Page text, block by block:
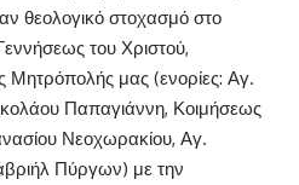
θεολογικό στοχασμό στο
του Χριστού,
Μητρόπολής μας (ενορίες: Αγ.
Παπαγιάννη, Κοιμήσεως
Νεοχωρακίου, Αγ.
Πύργων) με την